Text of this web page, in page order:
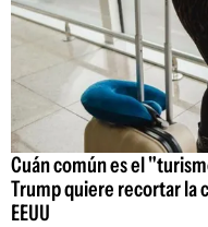
Cuán común es el
Trump quiere recortar la
EEUU